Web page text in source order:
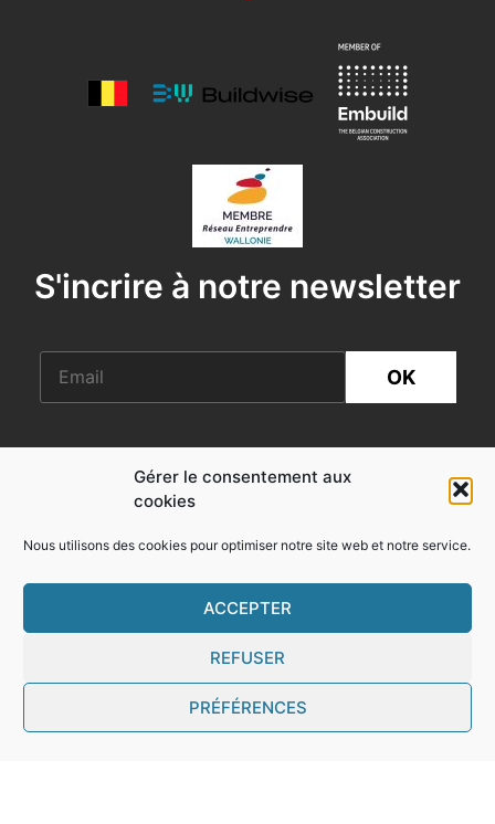
Gérer le consentement aux
cookies
Nous utilisons des cookies pour optimiser notre site web et notre service.
ACCEPTER
REFUSER
PRÉFÉRENCES
S'incrire à notre newsletter
OK
0032 (0) 65 335 225
148, Rue Rivière
Vous pouvez nous suivre sur: